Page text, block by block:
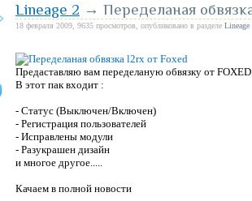
Lineage 2 → Переделаная
18 февраля 2009, 9635 просмотров, опубликовано в разделе Lineage
Предаставляю вам переделаную обвязку от
В этот пак входит :
- Статус (Выключен/Включен)
- Регистрация пользователей
- Исправлены модули
- Разукрашен дизайн
и многое другое.....
Качаем в полной новости